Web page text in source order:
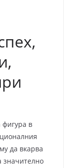
фигура в
да вкарва
значително